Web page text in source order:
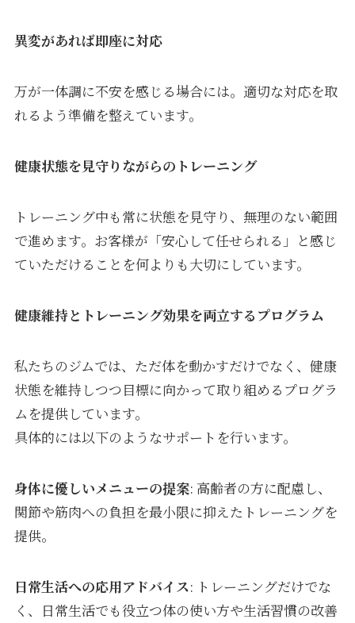
異変があれば即座に対応
万が一体調に不安を感じる場合には。適切な対応を取
れるよう準備を整えています。
健康状態を見守りながらのトレーニング
トレーニング中も常に状態を見守り、無理のない範囲
で進めます。お客様が「安心して任せられる」と感じ
ていただけることを何よりも大切にしています。
健康維持とトレーニング効果を両立するプログラム
私たちのジムでは、ただ体を動かすだけでなく、健康
状態を維持しつつ目標に向かって取り組めるプログラ
ムを提供しています。
具体的には以下のようなサポートを行います。
身体に優しいメニューの提案: 高齢者の方に配慮し、
関節や筋肉への負担を最小限に抑えたトレーニングを
提供。
日常生活への応用アドバイス: トレーニングだけでな
く、日常生活でも役立つ体の使い方や生活習慣の改善